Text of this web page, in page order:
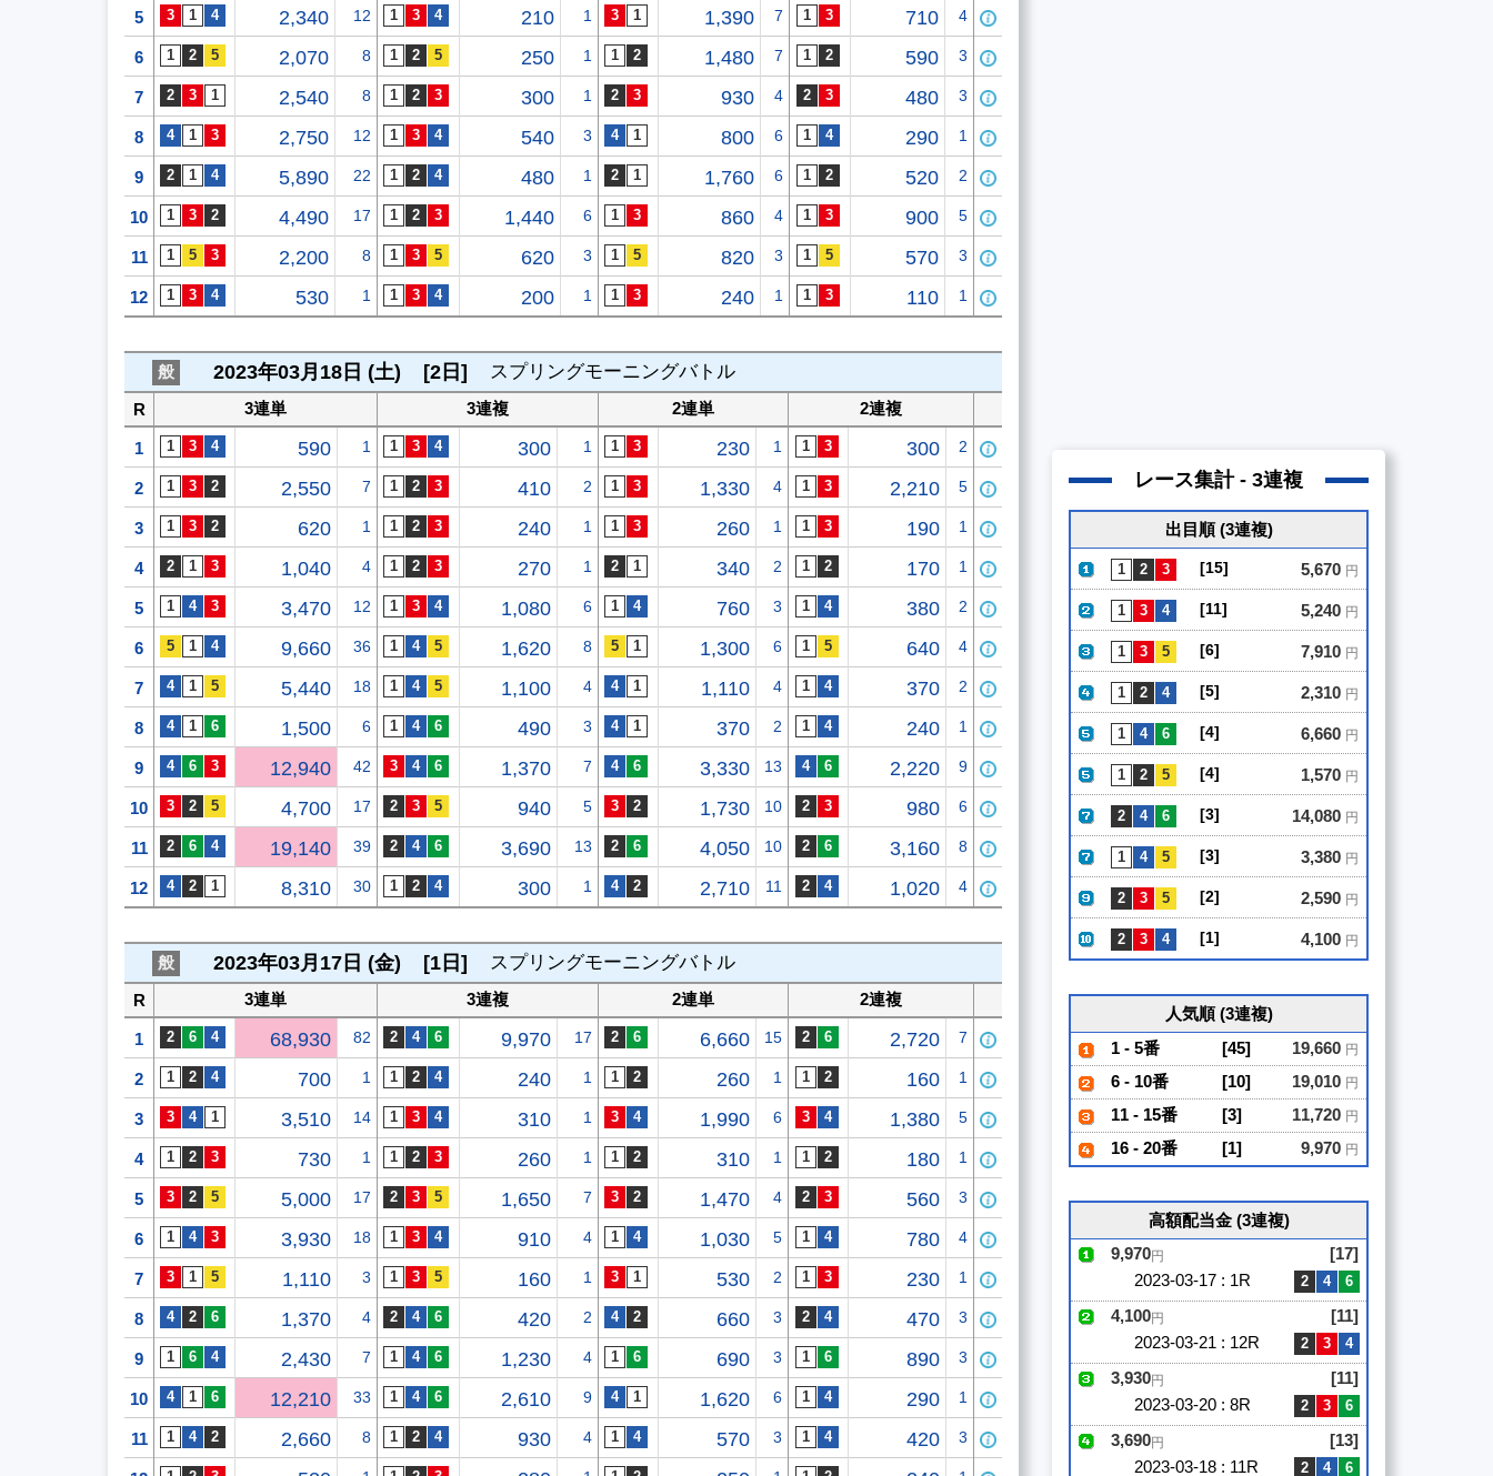
5 2,340 12 210 1 1,390 7 710 4
6 2,070 8 250 1 1,480 7 590 3
7 2,540 8 300 1 930 4 480 3
8 2,750 12 540 3 800 6 290 1
9 5,890 22 480 1 1,760 6 520 2
10 4,490 17 1,440 6 860 4 900 5
11 2,200 8 620 3 820 3 570 3
12 530 1 200 1 240 1 110 1
般 2023年03月18日 (土) [2日] スプリングモーニングバトル
R 3連単 3連複 2連単 2連複
1 590 1 300 1 230 1 300 2
2 2,550 7 410 2 1,330 4 2,210 5
3 620 1 240 1 260 1 190 1
4 1,040 4 270 1 340 2 170 1
5 3,470 12 1,080 6 760 3 380 2
6 9,660 36 1,620 8 1,300 6 640 4
7 5,440 18 1,100 4 1,110 4 370 2
8 1,500 6 490 3 370 2 240 1
9 12,940 42 1,370 7 3,330 13 2,220 9
10 4,700 17 940 5 1,730 10 980 6
11 19,140 39 3,690 13 4,050 10 3,160 8
12 8,310 30 300 1 2,710 11 1,020 4
般 2023年03月17日 (金) [1日] スプリングモーニングバトル
R 3連単 3連複 2連単 2連複
1 68,930 82 9,970 17 6,660 15 2,720 7
2 700 1 240 1 260 1 160 1
3 3,510 14 310 1 1,990 6 1,380 5
4 730 1 260 1 310 1 180 1
5 5,000 17 1,650 7 1,470 4 560 3
6 3,930 18 910 4 1,030 5 780 4
7 1,110 3 160 1 530 2 230 1
8 1,370 4 420 2 660 3 470 3
9 2,430 7 1,230 4 690 3 890 3
10 12,210 33 2,610 9 1,620 6 290 1
11 2,660 8 930 4 570 3 420 3
レース集計 - 3連複
出目順 (3連複)
[15] 5,670 円
[11] 5,240 円
[6] 7,910 円
[5] 2,310 円
[4] 6,660 円
[4] 1,570 円
[3] 14,080 円
[3] 3,380 円
[2] 2,590 円
[1] 4,100 円
人気順 (3連複)
1 - 5番
[45] 19,660 円
6 - 10番 [10] 19,010 円
11 - 15番 [3] 11,720 円
16 - 20番 [1] 9,970 円
高額配当金 (3連複)
9,970円
[17]
2023-03-17 : 1R
4,100円
[11]
2023-03-21 : 12R
3,930円
[11]
2023-03-20 : 8R
3,690円
[13]
2023-03-18 : 11R